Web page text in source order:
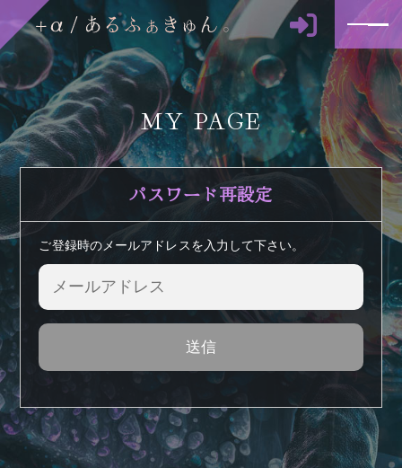
MY PAGE
パスワード再設定
ご登録時のメールアドレスを入力して下さい。
送信